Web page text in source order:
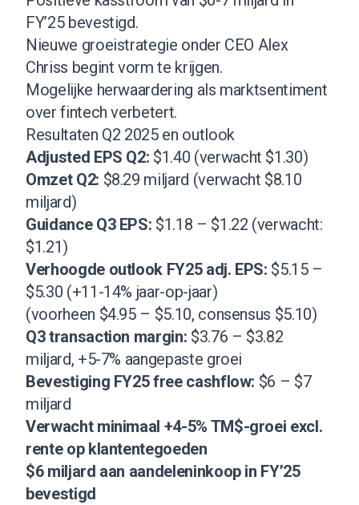
FY’25 bevestigd.
Nieuwe groeistrategie onder CEO Alex
Chriss begint vorm te krijgen.
Mogelijke herwaardering als marktsentiment
over fintech verbetert.
Resultaten Q2 2025 en outlook
Adjusted EPS Q2: $1.40 (verwacht $1.30)
Omzet Q2: $8.29 miljard (verwacht $8.10
miljard)
Guidance Q3 EPS: $1.18 – $1.22 (verwacht:
$1.21)
Verhoogde outlook FY25 adj. EPS: $5.15 –
$5.30 (+11-14% jaar-op-jaar)
(voorheen $4.95 – $5.10, consensus $5.10)
Q3 transaction margin: $3.76 – $3.82
miljard, +5-7% aangepaste groei
Bevestiging FY25 free cashflow: $6 – $7
miljard
Verwacht minimaal +4-5% TM$-groei excl.
rente op klantentegoeden
$6 miljard aan aandeleninkoop in FY’25
bevestigd